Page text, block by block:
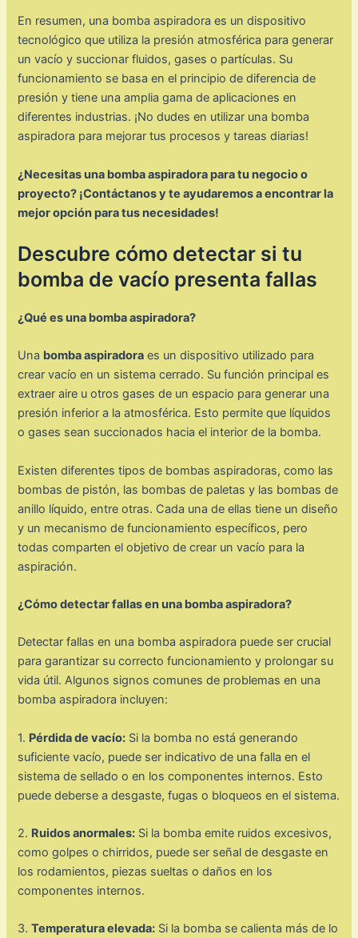
En resumen, una bomba aspiradora es un dispositivo
tecnológico que utiliza la presión atmosférica para generar
un vacío y succionar fluidos, gases o partículas. Su
funcionamiento se basa en el principio de diferencia de
presión y tiene una amplia gama de aplicaciones en
diferentes industrias. ¡No dudes en utilizar una bomba
aspiradora para mejorar tus procesos y tareas diarias!
¿Necesitas una bomba aspiradora para tu negocio o
proyecto? ¡Contáctanos y te ayudaremos a encontrar la
mejor opción para tus necesidades!
Descubre cómo detectar si tu
bomba de vacío presenta fallas
¿Qué es una bomba aspiradora?
Una bomba aspiradora es un dispositivo utilizado para
crear vacío en un sistema cerrado. Su función principal es
extraer aire u otros gases de un espacio para generar una
presión inferior a la atmosférica. Esto permite que líquidos
o gases sean succionados hacia el interior de la bomba.
Existen diferentes tipos de bombas aspiradoras, como las
bombas de pistón, las bombas de paletas y las bombas de
anillo líquido, entre otras. Cada una de ellas tiene un diseño
y un mecanismo de funcionamiento específicos, pero
todas comparten el objetivo de crear un vacío para la
aspiración.
¿Cómo detectar fallas en una bomba aspiradora?
Detectar fallas en una bomba aspiradora puede ser crucial
para garantizar su correcto funcionamiento y prolongar su
vida útil. Algunos signos comunes de problemas en una
bomba aspiradora incluyen:
1. Pérdida de vacío: Si la bomba no está generando
suficiente vacío, puede ser indicativo de una falla en el
sistema de sellado o en los componentes internos. Esto
puede deberse a desgaste, fugas o bloqueos en el sistema.
2. Ruidos anormales: Si la bomba emite ruidos excesivos,
como golpes o chirridos, puede ser señal de desgaste en
los rodamientos, piezas sueltas o daños en los
componentes internos.
3.Temperatura elevada: Si la bomba se calienta más de lo